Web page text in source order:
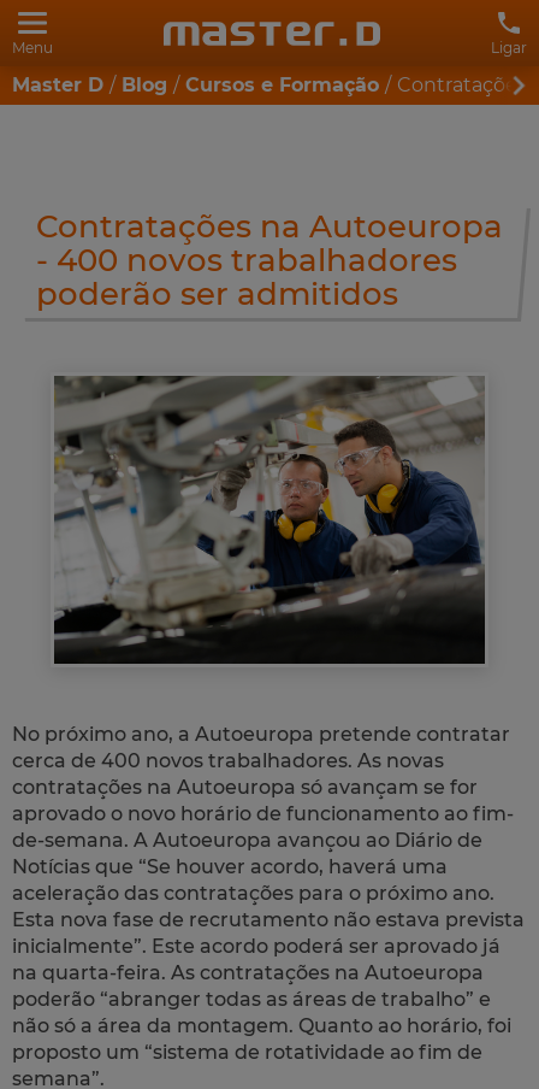
Menu Ligar
Master D Blog Cursos e Formação Contratações
Contratações na Autoeuropa
- 400 novos trabalhadores
poderão ser admitidos
No próximo ano, a Autoeuropa pretende contratar
cerca de 400 novos trabalhadores. As novas
contratações na Autoeuropa só avançam se for
aprovado o novo horário de funcionamento ao fim-
de-semana. A Autoeuropa avançou ao Diário de
Notícias que “Se houver acordo, haverá uma
aceleração das contratações para o próximo ano.
Esta nova fase de recrutamento não estava prevista
inicialmente”. Este acordo poderá ser aprovado já
na quarta-feira. As contratações na Autoeuropa
poderão “abranger todas as áreas de trabalho” e
não só a área da montagem. Quanto ao horário, foi
proposto um “sistema de rotatividade ao fim de
semana”.